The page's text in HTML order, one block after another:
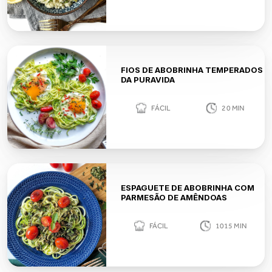
FIOS DE ABOBRINHA TEMPERADOS
DA PURAVIDA
FÁCIL 20 MIN
ESPAGUETE DE ABOBRINHA COM
PARMESÃO DE AMÊNDOAS
FÁCIL 1015 MIN